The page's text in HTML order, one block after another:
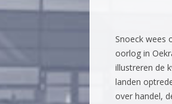
Snoeck wees
oorlog in
illustreren de
landen
over handel,